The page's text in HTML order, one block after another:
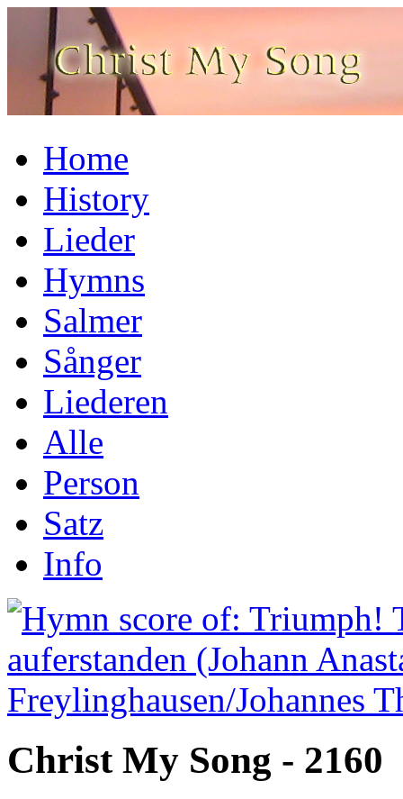
Home
History
Lieder
Hymns
Salmer
Sånger
Liederen
Alle
Person
Satz
Info
Christ My Song - 2160